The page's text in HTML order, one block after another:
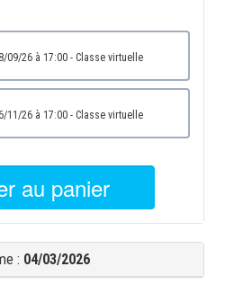
du 14/09/26 à 09:00 au 18/09/26 à 17:00 - Classe virtuelle
du 02/11/26 à 09:00 au 06/11/26 à 17:00 - Classe virtuelle
au panier
: 04/03/2026